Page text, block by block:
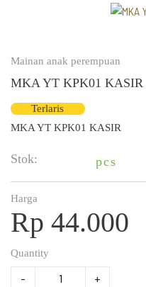
Mainan anak perempuan
MKA YT KPK01 KASIR
Terlaris
MKA YT KPK01 KASIR
Stok: pcs
Harga
Rp 44.000
Quantity
- +